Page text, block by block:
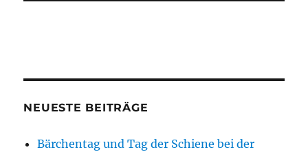
NEUESTE BEITRÄGE
Bärchentag und Tag der Schiene bei der